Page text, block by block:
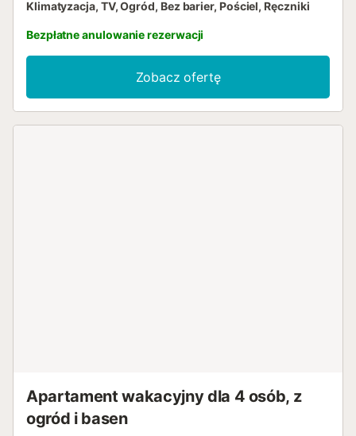
Klimatyzacja, TV, Ogród, Bez barier, Pościel, Ręczniki
Bezpłatne anulowanie rezerwacji
Zobacz ofertę
Apartament wakacyjny dla 4 osób, z
ogród i basen